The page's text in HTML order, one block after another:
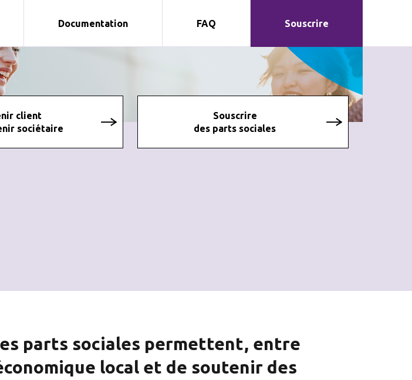
Documentation FAQ Souscrire
client
sociétaire
Souscrire
des parts sociales
parts sociales permettent, entre
local et de soutenir des